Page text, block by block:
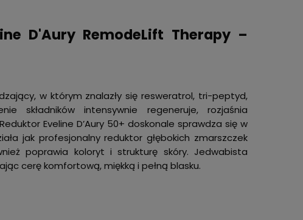
D'Aury RemodeLift Therapy –
w którym znalazły się resweratrol, tri-peptyd,
składników intensywnie regeneruje, rozjaśnia
Eveline D’Aury 50+ doskonale sprawdza się w
jak profesjonalny reduktor głębokich zmarszczek
poprawia koloryt i strukturę skóry. Jedwabista
cerę komfortową, miękką i pełną blasku.